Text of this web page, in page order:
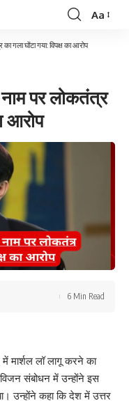
Font
Aa
गला घोंटा गया: विपक्ष का आरोप
नाम पर लोकतंत्र
आरोप
6 Min Read
मार्शल लॉ लागू करने का
संबोधन में उन्होंने इस
उन्होंने कहा कि देश में उत्तर